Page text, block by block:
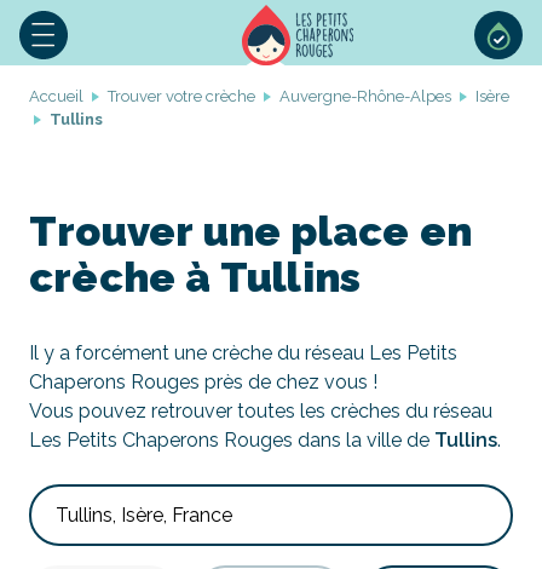
Accueil Trouver votre crèche Auvergne-Rhône-Alpes
Isère
Tullins
Trouver une place en
crèche à Tullins
Il y a forcément une crèche du réseau Les Petits
Chaperons Rouges près de chez vous !
Vous pouvez retrouver toutes les crèches du réseau
Les Petits Chaperons Rouges dans la ville de Tullins.